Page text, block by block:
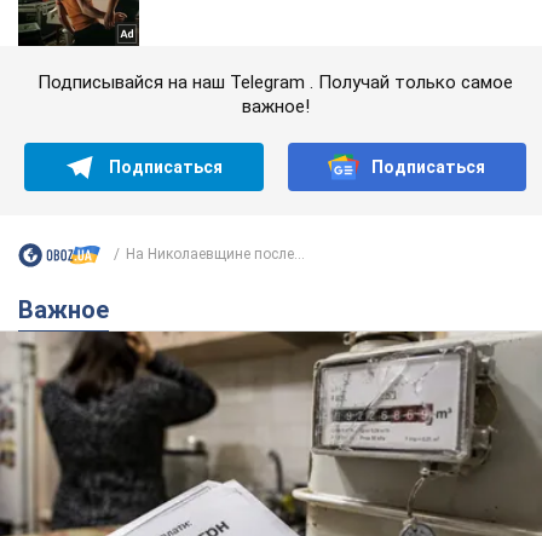
Подписывайся на наш Telegram . Получай только самое
важное!
Подписаться Подписаться
На Николаевщине после...
Важное